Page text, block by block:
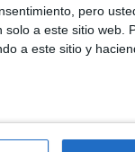
pero
a este sitio web.
a este sitio y
desde Orientación
y creativa de expresar
Este recurso no solo